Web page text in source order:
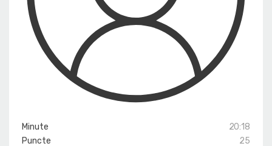
Minute
20:18
Puncte
25